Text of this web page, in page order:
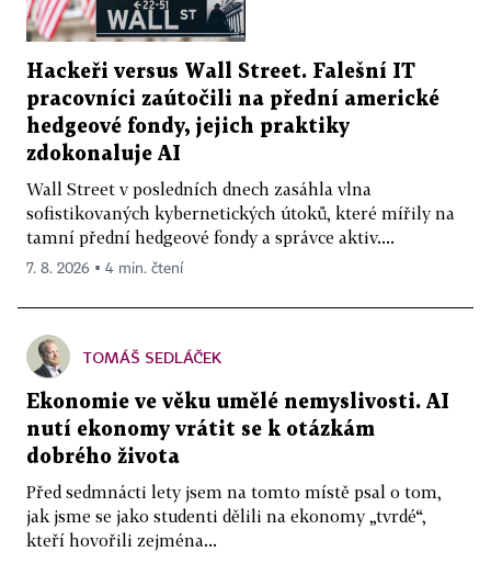
Hackeři versus Wall Street. Falešní IT
pracovníci zaútočili na přední americké
hedgeové fondy, jejich praktiky
zdokonaluje AI
Wall Street v posledních dnech zasáhla vlna
sofistikovaných kybernetických útoků, které mířily na
tamní přední hedgeové fondy a správce aktiv....
7. 8. 2026 ▪ 4 min. čtení
TOMÁŠ SEDLÁČEK
Ekonomie ve věku umělé nemyslivosti. AI
nutí ekonomy vrátit se k otázkám
dobrého života
Před sedmnácti lety jsem na tomto místě psal o tom,
jak jsme se jako studenti dělili na ekonomy „tvrdé“,
kteří hovořili zejména...